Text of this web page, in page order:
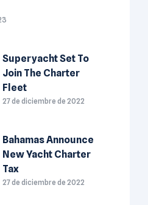
Superyacht Set To
Join The Charter
Fleet
27 de diciembre de 2022
Bahamas Announce
New Yacht Charter
Tax
27 de diciembre de 2022